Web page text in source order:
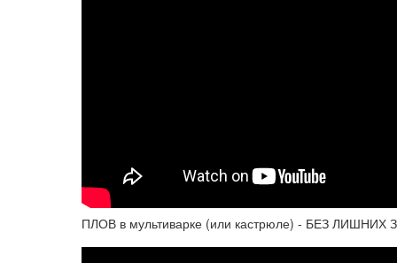
ПЛОВ в мультиварке (или кастрюле) - БЕЗ